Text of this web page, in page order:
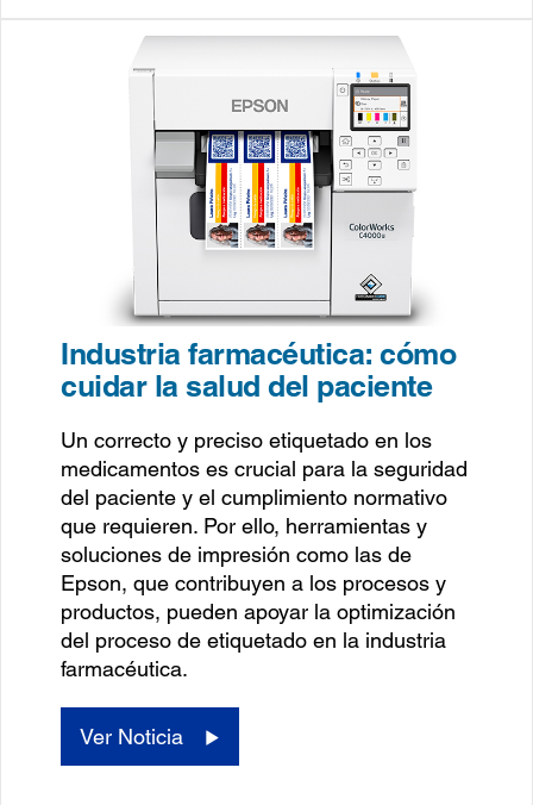
Industria farmacéutica: cómo
cuidar la salud del paciente
Un correcto y preciso etiquetado en los
medicamentos es crucial para la seguridad
del paciente y el cumplimiento normativo
que requieren. Por ello, herramientas y
soluciones de impresión como las de
Epson, que contribuyen a los procesos y
productos, pueden apoyar la optimización
del proceso de etiquetado en la industria
farmacéutica.
Ver Noticia